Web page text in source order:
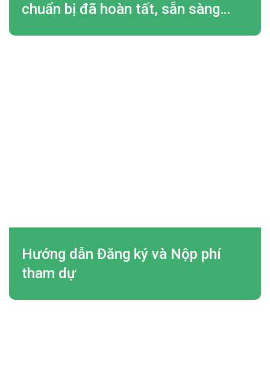
chuẩn bị đã hoàn tất, sẵn sàng
Hướng dẫn Đăng ký và Nộp phí
tham dự